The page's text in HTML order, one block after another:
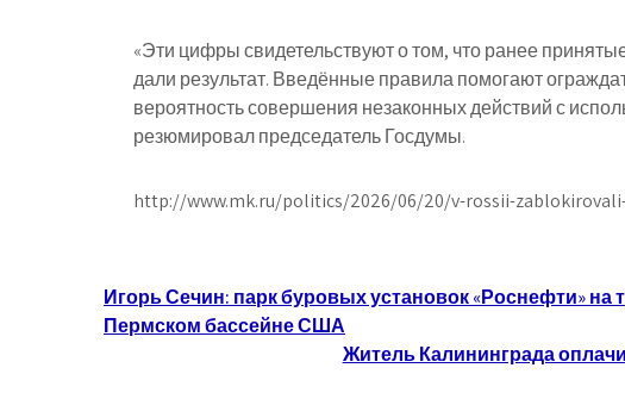
«Эти цифры свидетельствуют о том, что ранее
дали результат. Введённые правила помогают
вероятность совершения незаконных действий с
резюмировал председатель Госдумы.
http://www.mk.ru/politics/2026/06/20/v-rossii-
Навигация
по
Игорь Сечин: парк буровых установок «Роснефти»
Пермском бассейне США
Житель Калининграда